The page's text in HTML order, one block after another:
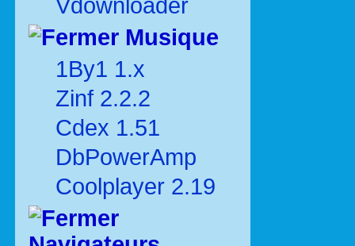
Vdownloader
Musique
1By1 1.x
Zinf 2.2.2
Cdex 1.51
DbPowerAmp
Coolplayer 2.19